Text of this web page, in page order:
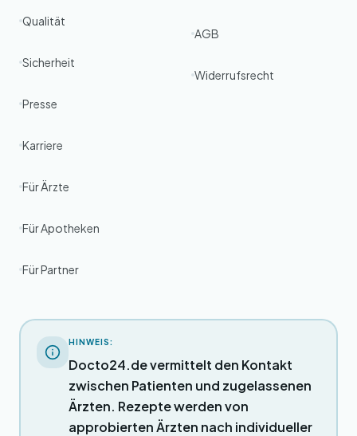
Qualität
Sicherheit
Presse
Karriere
Für Ärzte
Für Apotheken
Für Partner
AGB
Widerrufsrecht
HINWEIS:
Docto24.de vermittelt den Kontakt
zwischen Patienten und zugelassenen
Ärzten. Rezepte werden von
approbierten Ärzten nach individueller